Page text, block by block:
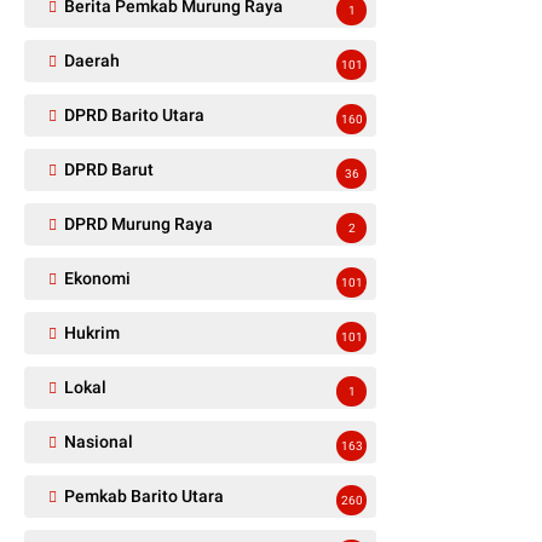
Berita Pemkab Murung Raya 1
Daerah 101
DPRD Barito Utara 160
DPRD Barut 36
DPRD Murung Raya 2
Ekonomi 101
Hukrim 101
Lokal 1
Nasional 163
Pemkab Barito Utara 260